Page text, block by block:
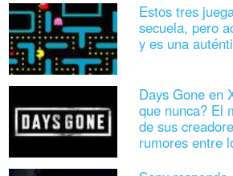
Estos tres
secuela, pero
y es una
Days Gone en
que nunca? El
de sus
rumores entre